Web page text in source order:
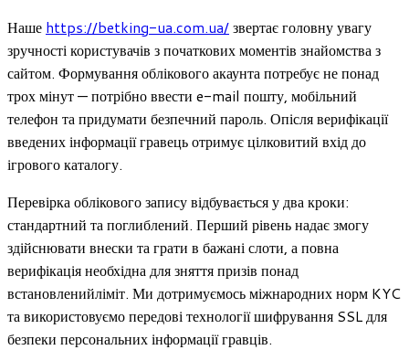
Наше https://betking-ua.com.ua/звертає головну увагу
зручності користувачів з початкових моментів знайомства з
сайтом. Формування облікового акаунта потребує не понад
трох мінут — потрібно ввести e-mail пошту, мобільний
телефон та придумати безпечний пароль. Опісля верифікації
введених інформації гравець отримує цілковитий вхід до
ігрового каталогу.
Перевірка облікового запису відбувається у два кроки:
стандартний та поглиблений. Перший рівень надає змогу
здійснювати внески та грати в бажані слоти, а повна
верифікація необхідна для зняття призів понад
встановленийліміт. Ми дотримуємось міжнародних норм KYC
та використовуємо передові технології шифрування SSL для
безпеки персональних інформації гравців.